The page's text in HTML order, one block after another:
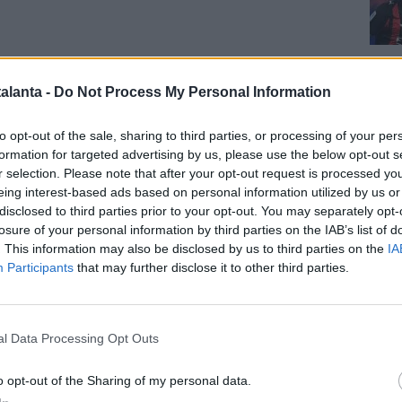
- Do Not Process My Personal Information
opt-out of the sale, sharing to third parties, or processing of your
for targeted advertising by us, please use the below opt-out
selection. Please note that after your opt-out request is processed
interest-based ads based on personal information utilized by us
to third parties prior to your opt-out. You may separately
of your personal information by third parties on the IAB’s list of
This information may also be disclosed by us to third parties on the
Participants that may further disclose it to other third parties.
Data Processing Opt Outs
opt-out of the Sharing of my personal data.
- "Si sta ambientando molto bene e non è da tutti. Lui
spero che possa trasmettere tanto a questa Atalanta".
CHAMPIONS -"Difficile però noi comunque ci
che l'Atalanta meriti di ritornare in Champions
sicuramente migliorare ed evitare cali. Serve
tante partite sporche, ma stiamo migliorando anche
riadattarsi".